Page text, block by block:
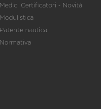
Medici Certificatori - Novità
Modulistica
Patente nautica
Normativa